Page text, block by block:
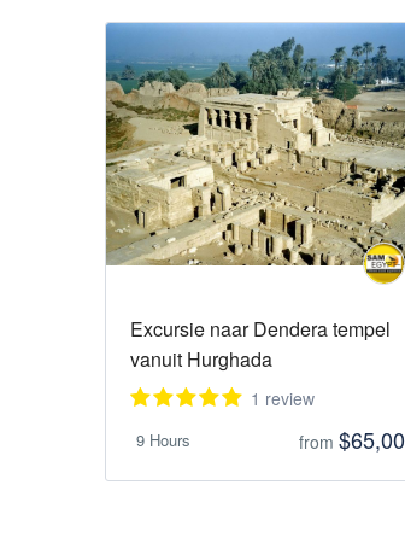
Excursie naar Dendera tempel
vanuit Hurghada
1 review
9 Hours from $65,00